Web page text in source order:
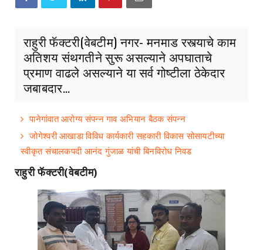
राहुरी फॅक्टरी(वेबटीम) नगर- मनमाड रस्त्याचे काम
अतिशय संथगतीने सुरू असल्याने अपघाताचे
प्रमाण वाढले असल्याने या सर्व गोष्टीला ठेकेदार
जबाबदार...
पानेगांवात आरोग्य संपन्न गाव अभियान बैठक संपन्न
जोगेश्वरी आखाडा विविध कार्यकारी सहकारी विकास सोसायटीच्या
स्वीकृत संचालकपदी आनंद गुंजाळ यांची बिनविरोध निवड
राहुरी फॅक्टरी(वेबटीम)